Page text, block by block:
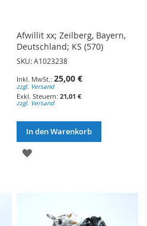
Afwillit xx; Zeilberg, Bayern,
Deutschland; KS (570)
SKU: A1023238
25,00 €
zzgl. Versand
21,01 €
zzgl. Versand
In den Warenkorb
ZUR